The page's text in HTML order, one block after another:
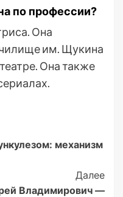
по профессии?
Она
им. Щукина
Она также
механизм
Далее
Владимирович —